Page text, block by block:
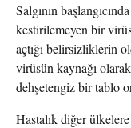
Salgının
kestirilemeyen bir
açtığı belirsizliklerin
virüsün kaynağı
dehşetengiz bir tablo
Hastalık diğer